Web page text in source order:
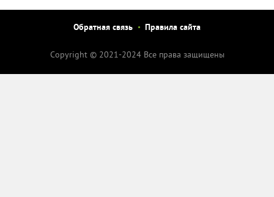
Обратная связь Правила сайта
Copyright © 2021-2024 Все права защищены